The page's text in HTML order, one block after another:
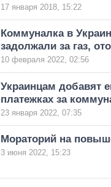
17 января 2018, 15:22
Коммуналка в
задолжали за газ,
10 февраля 2022, 02:56
Украинцам добавят
платежках за
23 января 2022, 07:35
Мораторий на
3 июня 2022, 15:23